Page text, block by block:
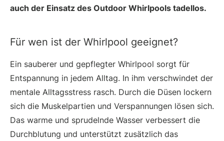
auch der Einsatz des Outdoor Whirlpools tadellos.
Für wen ist der Whirlpool geeignet?
Ein sauberer und gepflegter Whirlpool sorgt für
Entspannung in jedem Alltag. In ihm verschwindet der
mentale Alltagsstress rasch. Durch die Düsen lockern
sich die Muskelpartien und Verspannungen lösen sich.
Das warme und sprudelnde Wasser verbessert die
Durchblutung und unterstützt zusätzlich das